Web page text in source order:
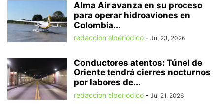
Alma Air avanza en su proceso
para operar hidroaviones en
Colombia...
redaccion elperiodico - Jul 23, 2026
Conductores atentos: Túnel de
Oriente tendrá cierres nocturnos
por labores de...
redaccion elperiodico - Jul 21, 2026